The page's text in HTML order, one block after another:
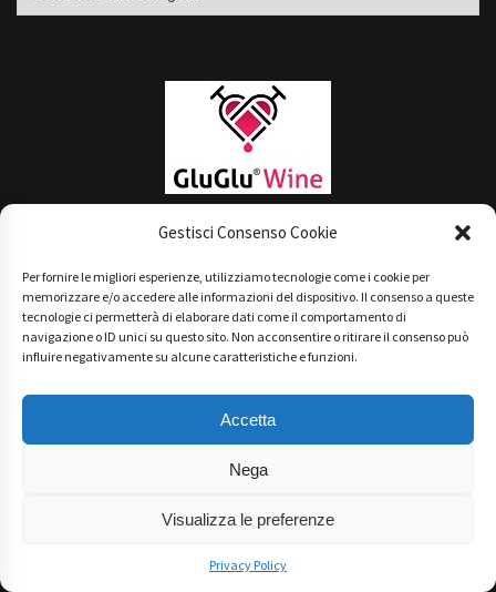
Gestisci Consenso Cookie
Per fornire le migliori esperienze, utilizziamo tecnologie come i cookie per
memorizzare e/o accedere alle informazioni del dispositivo. Il consenso a queste
tecnologie ci permetterà di elaborare dati come il comportamento di
navigazione o ID unici su questo sito. Non acconsentire o ritirare il consenso può
influire negativamente su alcune caratteristiche e funzioni.
Accetta
Nega
Visualizza le preferenze
Privacy Policy
Technical Partner